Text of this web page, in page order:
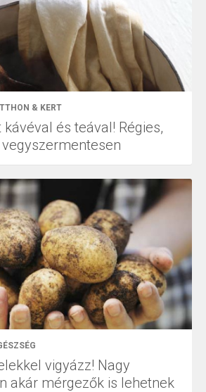
& KERT
és teával! Régies,
vigyázz! Nagy
akár mérgezők is lehetnek